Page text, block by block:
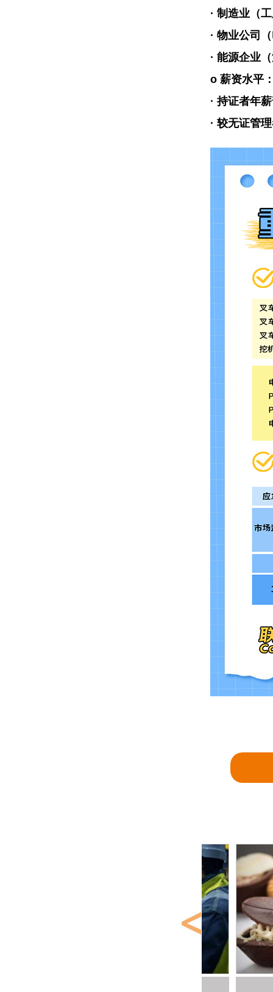
· 制造业（
· 物业公司
· 能源企业
o 薪资水平
· 持证者年
· 较无证管